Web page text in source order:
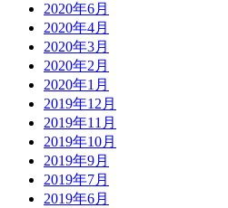
2020年6月
2020年4月
2020年3月
2020年2月
2020年1月
2019年12月
2019年11月
2019年10月
2019年9月
2019年7月
2019年6月